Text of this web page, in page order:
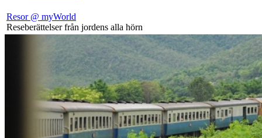
Resor @ myWorld
Reseberättelser från jordens alla hörn